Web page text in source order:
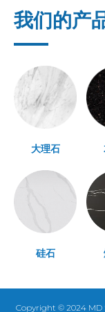
我们的产
大理石
硅石
Copyright © 2024 MD